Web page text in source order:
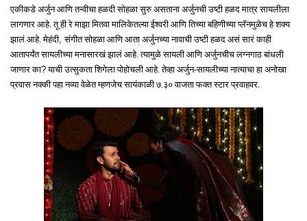
एकीकडे अर्जुन आणि तन्वीचा हळदी सोहळा सुरु असताना अर्जुनची उष्टी हळद मात्र सायलीला
लागणार आहे. तू ही रे माझा मितवा मालिकेतल्या ईश्वरी आणि तिच्या बहिणीच्या प्लॅनमुळेच हे शक्य
झालं आहे. मेहंदी ,संगीत सोहळा आणि आता अर्जुनच्या नावाची उष्टी हळद असं सारं काही
आतापर्यंत सायलीच्या मनासारखं झालं आहे. त्यामुळे सायली आणि अर्जुनचीच लग्नगाठ बांधली
जाणार का?याची उत्सुकता शिगेला पोहोचली आहे. तेव्हा अर्जुन-सायलीच्या नात्याचा हा अनोखा
प्रवास नक्की पहा नव्या वेळेत म्हणजेच सायंकाळी ७.३० वाजता फक्त स्टार प्रवाहवर.